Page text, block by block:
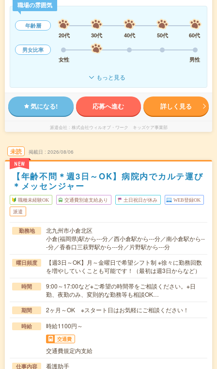
職場の雰囲気
年齢層
20代
30代 40代 50代
60代
男女比率
女性
男性
もっと見る
気になる! 応募へ進む 詳しく見る
派遣会社 株式会社ウィルオブ・ワーク キッズケア事業部
未読
NEW
掲載日 2026/08/06
【年齢不問＊週3日～OK】病院内でカルテ運び
＊メッセンジャー
職種未経験OK 交通費別途支給あり 土日祝日が休み WEB登録OK
派遣
勤務地
北九州市小倉北区
小倉(福岡県)駅から---分／西小倉駅から---分／南小倉駅から--
-分／香春口三萩野駅から---分／片野駅から---分
曜日頻度
【週3日～OK】月～金曜日で希望シフト制 ※徐々に勤務回数
を増やしていくことも可能です！（最初は週3日からなど）
時間
9:00～17:00など※ご希望の時間帯をご相談ください。※日
勤、夜勤のみ、変則的な勤務等も相談OK…
期間 2ヶ月～OK ※スタート日はお気軽にご相談ください！
時給 時給1100円～
交通費
交通費規定内支給
仕事内容 看護助手